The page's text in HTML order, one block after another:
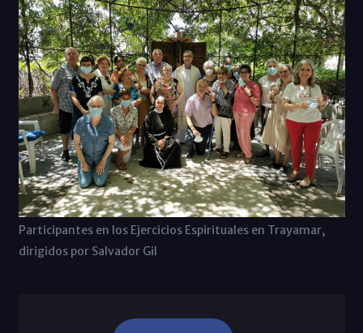
Participantes en los Ejercicios Espirituales en Trayamar,
dirigidos por Salvador Gil